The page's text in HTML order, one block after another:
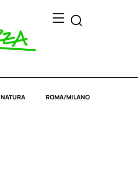
NATURA ROMA/MILANO